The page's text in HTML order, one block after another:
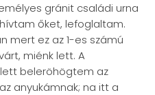
gránit családi urna
őket, lefoglaltam.
mert ez az 1-es számú
miénk lett. A
beleröhögtem az
anyukámnak; na itt a